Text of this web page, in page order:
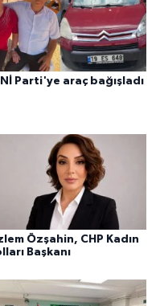
Parti'ye araç bağışladı
Özşahin, CHP Kadın
Başkanı